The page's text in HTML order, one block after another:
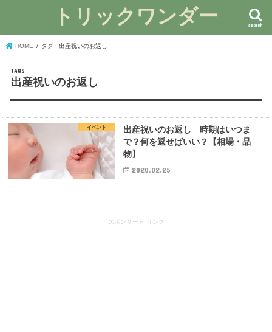
トリックワンダー search
HOME タグ : 出産祝いのお返し
出産祝いのお返し
イベント
出産祝いのお返し 時期はいつま
で？何を返せばいい？【相場・品
物】
2020.02.25
スポンサード リンク